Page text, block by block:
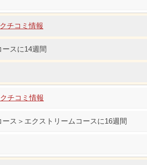
チコミ情報
スに14週間
チコミ情報
ース＞エクストリームコースに16週間